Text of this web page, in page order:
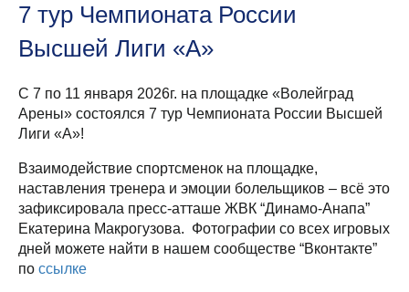
7 тур Чемпионата России
Высшей Лиги «А»
С 7 по 11 января 2026г. на площадке «Волейград
Арены» состоялся 7 тур Чемпионата России Высшей
Лиги «А»!
Взаимодействие спортсменок на площадке,
наставления тренера и эмоции болельщиков – всё это
зафиксировала пресс-атташе ЖВК “Динамо-Анапа”
Екатерина Макрогузова. Фотографии со всех игровых
дней можете найти в нашем сообществе “Вконтакте”
по ссылке